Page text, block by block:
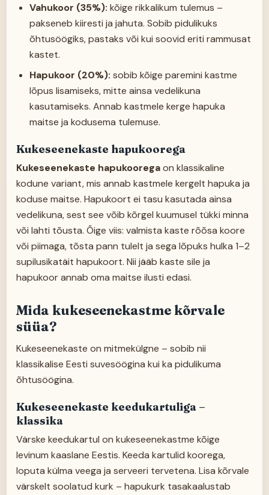
Vahukoor (35%): kõige rikkalikum tulemus –
pakseneb kiiresti ja jahuta. Sobib pidulikuks
õhtusöögiks, pastaks või kui soovid eriti rammusat
kastet.
Hapukoor (20%): sobib kõige paremini kastme
lõpus lisamiseks, mitte ainsa vedelikuna
kasutamiseks. Annab kastmele kerge hapuka
maitse ja kodusema tulemuse.
Kukeseenekaste hapukoorega
Kukeseenekaste hapukooregaon klassikaline
kodune variant, mis annab kastmele kergelt hapuka ja
koduse maitse. Hapukoort ei tasu kasutada ainsa
vedelikuna, sest see võib kõrgel kuumusel tükki minna
või lahti tõusta. Õige viis: valmista kaste rõõsa koore
või piimaga, tõsta pann tulelt ja sega lõpuks hulka 1–2
supilusikatäit hapukoort. Nii jääb kaste sile ja
hapukoor annab oma maitse ilusti edasi.
Mida kukeseenekastme kõrvale
süüa?
Kukeseenekaste on mitmekülgne – sobib nii
klassikalise Eesti suvesöögina kui ka pidulikuma
õhtusöögina.
Kukeseenekaste keedukartuliga –
klassika
Värske keedukartul on kukeseenekastme kõige
levinum kaaslane Eestis. Keeda kartulid koorega,
loputa külma veega ja serveeri tervetena. Lisa kõrvale
värskelt soolatud kurk – hapukurk tasakaalustab